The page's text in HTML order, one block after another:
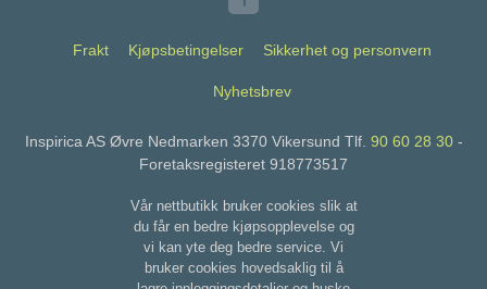
Frakt Kjøpsbetingelser Sikkerhet og personvern
Nyhetsbrev
Inspirica AS Øvre Nedmarken 3370 Vikersund Tlf. 90 60 28 30-
Foretaksregisteret 918773517
Vår nettbutikk bruker cookies slik at
du får en bedre kjøpsopplevelse og
vi kan yte deg bedre service. Vi
bruker cookies hovedsaklig til å